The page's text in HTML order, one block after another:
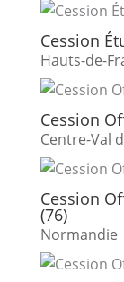
Cession
Hauts-de-
Cession
Centre-Val
Cession
(76)
Normandie